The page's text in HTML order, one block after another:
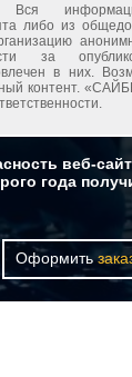
либо из
за
в них.
контент.
веб-
года
Оформить